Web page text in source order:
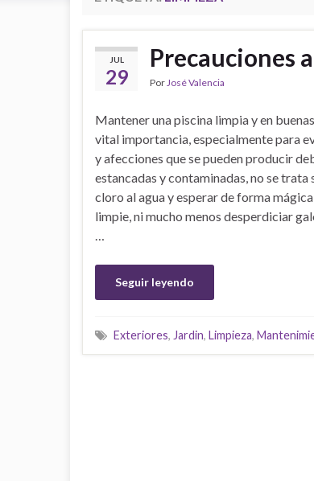
JUL
29
Precauciones
PorJosé Valencia
Mantener una piscina limpia y en
vital importancia, especialmente para
y afecciones que se pueden producir
estancadas y contaminadas, no se trata
cloro al agua y esperar de forma
limpie, ni mucho menos desperdiciar
…
Seguir leyendo
Exteriores, Jardin, Limpieza,